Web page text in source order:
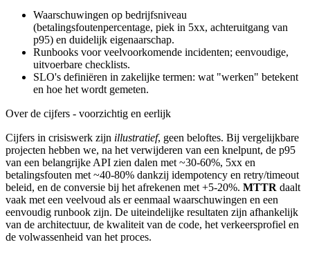
Waarschuwingen op bedrijfsniveau
(betalingsfoutenpercentage, piek in 5xx, achteruitgang van
p95) en duidelijk eigenaarschap.
Runbooks voor veelvoorkomende incidenten; eenvoudige,
uitvoerbare checklists.
SLO's definiëren in zakelijke termen: wat "werken" betekent
en hoe het wordt gemeten.
Over de cijfers - voorzichtig en eerlijk
Cijfers in crisiswerk zijn illustratief, geen beloftes. Bij vergelijkbare
projecten hebben we, na het verwijderen van een knelpunt, de p95
van een belangrijke API zien dalen met ~30-60%, 5xx en
betalingsfouten met ~40-80% dankzij idempotency en retry/timeout
beleid, en de conversie bij het afrekenen met +5-20%. MTTR daalt
vaak met een veelvoud als er eenmaal waarschuwingen en een
eenvoudig runbook zijn. De uiteindelijke resultaten zijn afhankelijk
van de architectuur, de kwaliteit van de code, het verkeersprofiel en
de volwassenheid van het proces.